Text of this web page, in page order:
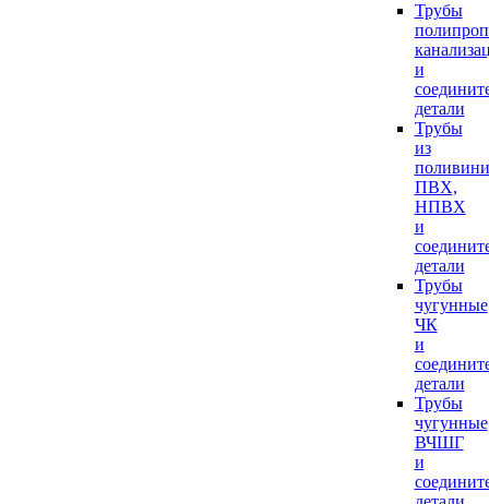
Трубы
и
детали
Трубы
из
ПВХ,
НПВХ
и
детали
Трубы
чугунные
ЧК
и
детали
Трубы
чугунные
ВЧШГ
и